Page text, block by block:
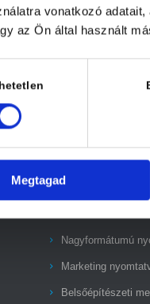
vonatkozó
az Ön által használt
Megtagad
Nagyformátumú
Marketing
Belsőépítészeti